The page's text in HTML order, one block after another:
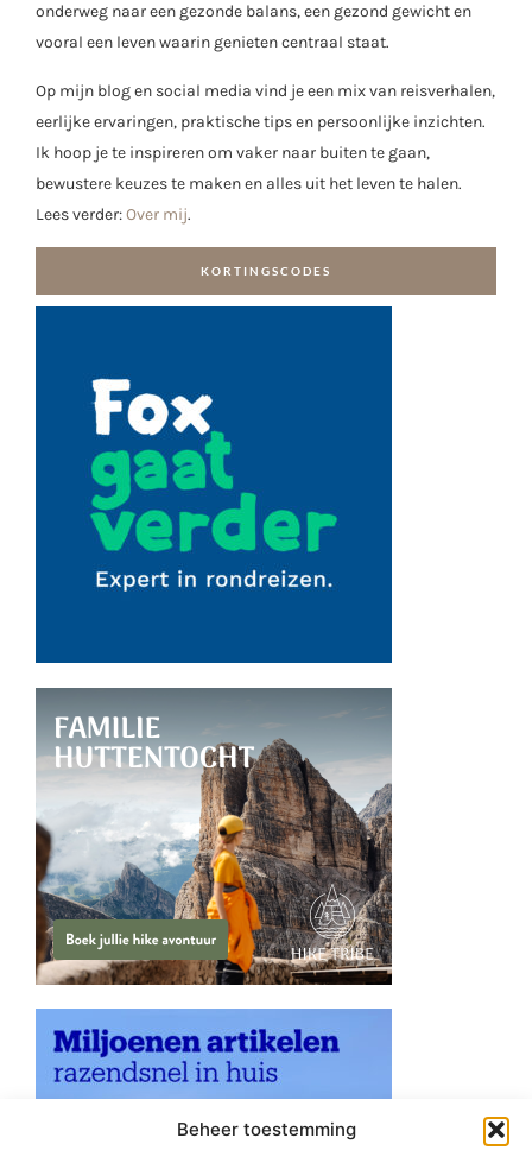
Beheer toestemming
onderweg naar een gezonde balans, een gezond gewicht en
vooral een leven waarin genieten centraal staat.
Op mijn blog en social media vind je een mix van reisverhalen,
eerlijke ervaringen, praktische tips en persoonlijke inzichten.
Ik hoop je te inspireren om vaker naar buiten te gaan,
bewustere keuzes te maken en alles uit het leven te halen.
Lees verder:Over mij.
KORTINGSCODES